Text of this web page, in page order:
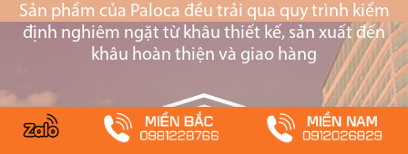
Sản phẩm của Paloca đều trải qua quy trình kiểm
định nghiêm ngặt từ khâu thiết kế, sản xuất đến
khâu hoàn thiện và giao hàng